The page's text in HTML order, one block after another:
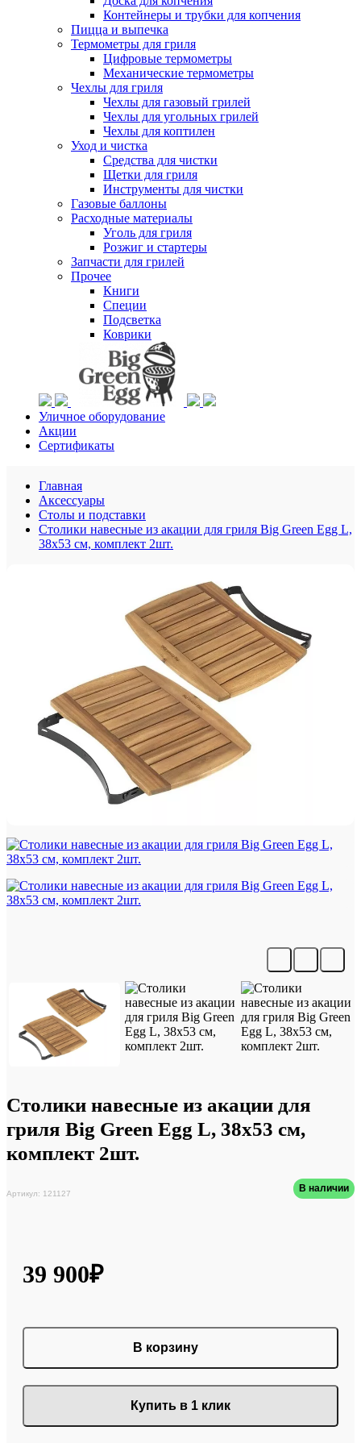
Контейнеры и трубки для копчения
Пицца и выпечка
Термометры для гриля
Цифровые термометры
Механические термометры
Чехлы для гриля
Чехлы для газовый грилей
Чехлы для угольных грилей
Чехлы для коптилен
Уход и чистка
Средства для чистки
Щетки для гриля
Инструменты для чистки
Газовые баллоны
Расходные материалы
Уголь для гриля
Розжиг и стартеры
Запчасти для грилей
Прочее
Книги
Специи
Подсветка
Коврики
Уличное оборудование
Акции
Сертификаты
Главная
Аксессуары
Столы и подставки
Столики навесные из акации для гриля Big Green Egg L,
38х53 см, комплект 2шт.
Столики навесные из акации для
гриля Big Green Egg L, 38х53 см,
комплект 2шт.
Артикул: 121127 В наличии
39 900₽
В корзину
Купить в 1 клик